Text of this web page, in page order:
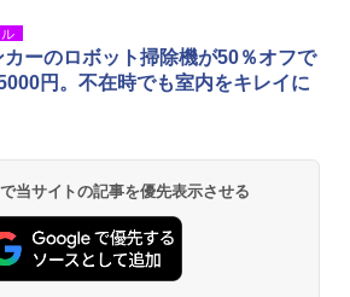
カーのロボット掃除機が50％オフで
円。不在時でも室内をキレイに
当サイトの記事を優先表示させる